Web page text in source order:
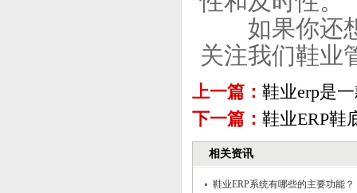
如果你还想
关注我们鞋业
上一篇： 鞋业erp是
下一篇： 鞋业ERP鞋
相关资讯
鞋业ERP系统有哪些的主要功能？